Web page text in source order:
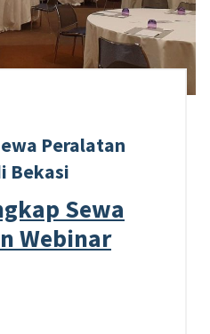
Peralatan
Bekasi
Sewa
Webinar